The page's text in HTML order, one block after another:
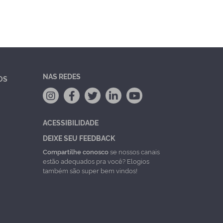
NAS REDES
ACESSIBILIDADE
DEIXE SEU FEEDBACK
Compartilhe conoscose nossos canais
estão adequados pra você? Elogios
também são super bem vindos!